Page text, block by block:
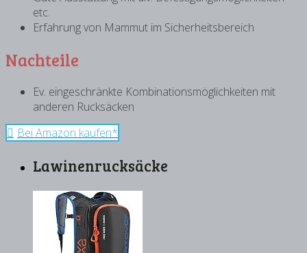
etc.
Erfahrung von Mammut im Sicherheitsbereich
Nachteile
Ev. eingeschränkte Kombinationsmöglichkeiten mit
anderen Rucksäcken
Bei Amazon kaufen*
Lawinenrucksäcke